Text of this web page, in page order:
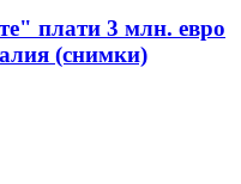
плати 3 млн. евро
(снимки)